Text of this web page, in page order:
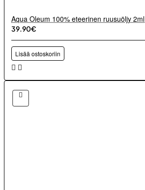
Aqua Oleum 100% eteerinen ruusuöljy 2ml
39.90€
Lisää ostoskoriin